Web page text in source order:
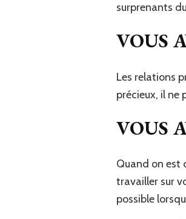
surprenants
VOUS
Les relations
précieux, il ne
VOUS
Quand on est
travailler sur
possible